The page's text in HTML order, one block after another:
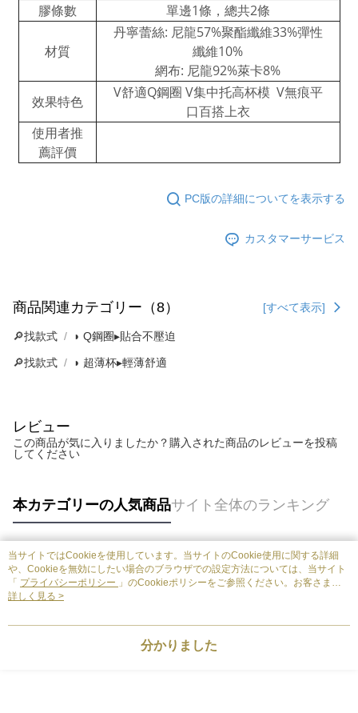
膠條數
單邊1條，總共2條
材質
丹寧蕾絲: 尼龍57%聚酯纖維33%彈性
纖維10%
網布: 尼龍92%萊卡8%
效果特色
V舒適Q鋼圈 V集中托高杯模 V無痕平
口百搭上衣
使用者推
薦評價
PC版の詳細についてを表示する
カスタマーサービス
商品関連カテゴリー（8） [すべて表示]
🔎找款式 ◗ Q鋼圈▸貼合不壓迫
🔎找款式 ◗ 超薄杯▸輕薄舒適
レビュー
この商品が気に入りましたか？購入された商品のレビューを投稿
してください
本カテゴリーの人気商品サイト全体のランキング
人気タグ
当サイトではCookieを使用しています。当サイトのCookie使用に関する詳細
や、Cookieを無効にしたい場合のブラウザでの設定方法については、当サイト
「 プライバシーポリシー 」のCookieポリシーをご参照ください。お客さま
が、当サイトを引き続き使用される場合、当社がサイト利用規約のCookieポリ
詳しく見る >
分かりました